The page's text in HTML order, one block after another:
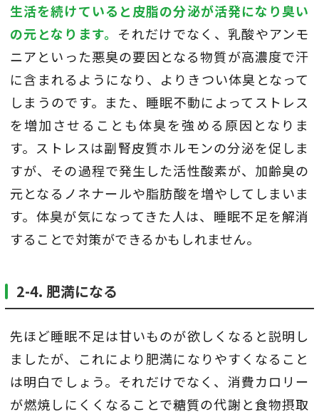
生活を続けていると皮脂の分泌が活発になり臭い
の元となります。 それだけでなく、乳酸やアンモ
ニアといった悪臭の要因となる物質が高濃度で汗
に含まれるようになり、よりきつい体臭となって
しまうのです。また、睡眠不動によってストレス
を増加させることも体臭を強める原因となりま
す。ストレスは副腎皮質ホルモンの分泌を促しま
すが、その過程で発生した活性酸素が、加齢臭の
元となるノネナールや脂肪酸を増やしてしまいま
す。体臭が気になってきた人は、睡眠不足を解消
することで対策ができるかもしれません。
2-4. 肥満になる
先ほど睡眠不足は甘いものが欲しくなると説明し
ましたが、これにより肥満になりやすくなること
は明白でしょう。それだけでなく、消費カロリー
が燃焼しにくくなることで糖質の代謝と食物摂取